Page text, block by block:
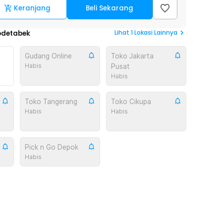
Keranjang Beli Sekarang
Lihat 1Lokasi Lainnya
Gudang Online
Habis
Toko Jakarta
Pusat
Habis
Toko Tangerang
Habis
Toko Cikupa
Habis
Pick n Go Depok
Habis